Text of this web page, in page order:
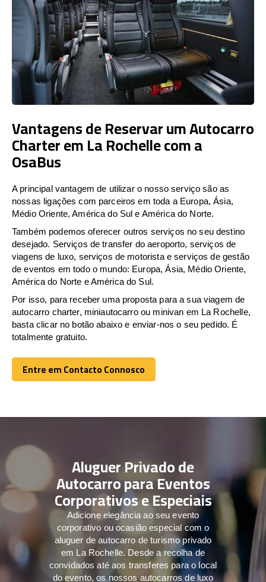
Vantagens de Reservar um Autocarro
Charter em La Rochelle com a
OsaBus
A principal vantagem de utilizar o nosso serviço são as
nossas ligações com parceiros em toda a Europa, Ásia,
Médio Oriente, América do Sul e América do Norte.
Também podemos oferecer outros serviços no seu destino
desejado. Serviços de transfer do aeroporto, serviços de
viagens de luxo, serviços de motorista e serviços de gestão
de eventos em todo o mundo: Europa, Ásia, Médio Oriente,
América do Norte e América do Sul.
Por isso, para receber uma proposta para a sua viagem de
autocarro charter, miniautocarro ou minivan em La Rochelle,
basta clicar no botão abaixo e enviar-nos o seu pedido. É
totalmente gratuito.
Entre em Contacto Connosco
Entre em Contacto Connosco
Aluguer Privado de
Autocarro para Eventos
Corporativos e Especiais
Adicione elegância ao seu evento
corporativo ou ocasião especial com o
aluguer de autocarro de turismo privado
em La Rochelle. Desde a recolha de
convidados até aos transferes para o local
do evento, os nossos autocarros de luxo